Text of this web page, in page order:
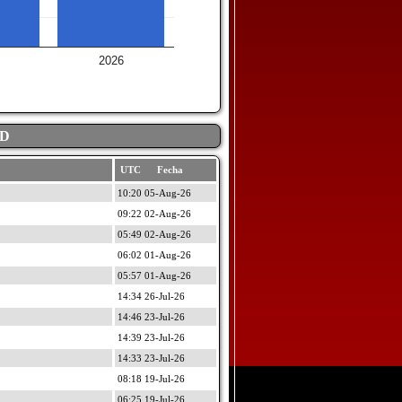
2026
UTC Fecha
10:20 05-Aug-26
09:22 02-Aug-26
05:49 02-Aug-26
06:02 01-Aug-26
05:57 01-Aug-26
14:34 26-Jul-26
14:46 23-Jul-26
14:39 23-Jul-26
14:33 23-Jul-26
08:18 19-Jul-26
06:25 19-Jul-26